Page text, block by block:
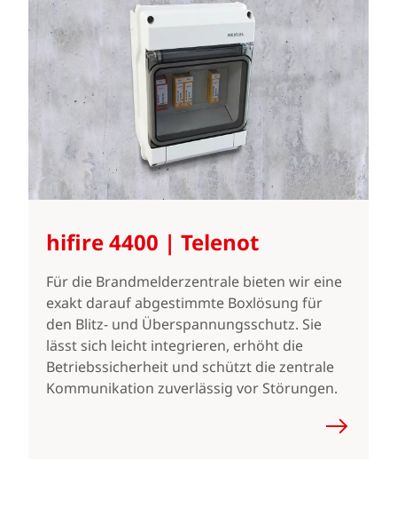
hifire 4400 | Telenot
Für die Brandmelderzentrale bieten wir eine
exakt darauf abgestimmte Boxlösung für
den Blitz- und Überspannungsschutz. Sie
lässt sich leicht integrieren, erhöht die
Betriebssicherheit und schützt die zentrale
Kommunikation zuverlässig vor Störungen.